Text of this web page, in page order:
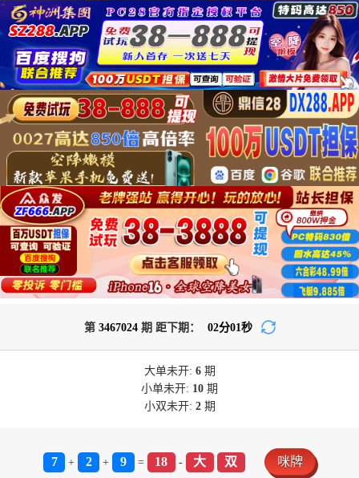
第 3467024期 距下期： 02分01 秒
大单未开: 6期
小单未开: 10 期
小双未开: 2期
7 + 2 + 9 = 18 - 大 双 咪牌